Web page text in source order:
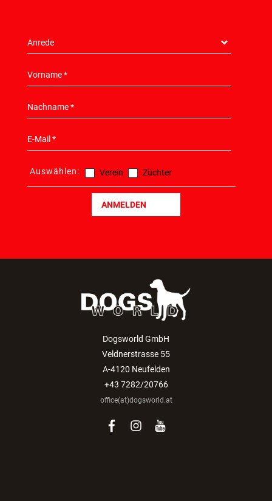
Auswählen: Verein Züchter
ANMELDEN
Dogsworld GmbH
Veldnerstrasse 55
A-4120 Neufelden
+43 7282/20766
office(at)dogsworld.at
facebook
instagram
youtube